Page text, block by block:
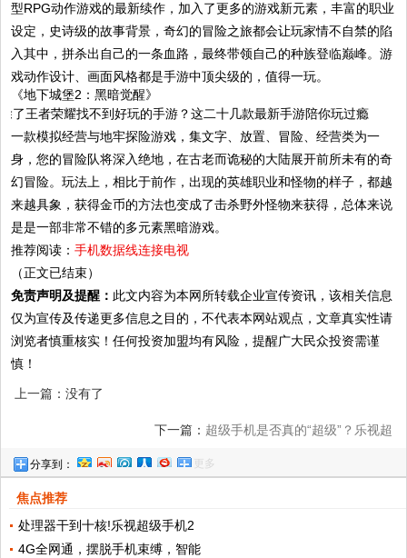
型RPG动作游戏的最新续作，加入了更多的游戏新元素，丰富的职业
设定，史诗级的故事背景，奇幻的冒险之旅都会让玩家情不自禁的陷
入其中，拼杀出自己的一条血路，最终带领自己的种族登临巅峰。游
戏动作设计、画面风格都是手游中顶尖级的，值得一玩。
《地下城堡2：黑暗觉醒》
一款模拟经营与地牢探险游戏，集文字、放置、冒险、经营类为一
身，您的冒险队将深入绝地，在古老而诡秘的大陆展开前所未有的奇
幻冒险。玩法上，相比于前作，出现的英雄职业和怪物的样子，都越
来越具象，获得金币的方法也变成了击杀野外怪物来获得，总体来说
是是一部非常不错的多元素黑暗游戏。
推荐阅读：手机数据线连接电视
（正文已结束）
免责声明及提醒： 此文内容为本网所转载企业宣传资讯，该相关信息
仅为宣传及传递更多信息之目的，不代表本网站观点，文章真实性请
浏览者慎重核实！任何投资加盟均有风险，提醒广大民众投资需谨
慎！
上一篇：没有了
下一篇： 超级手机是否真的“超级”？乐视超
分享到： 更多
焦点推荐
处理器干到十核!乐视超级手机2
4G全网通，摆脱手机束缚，智能